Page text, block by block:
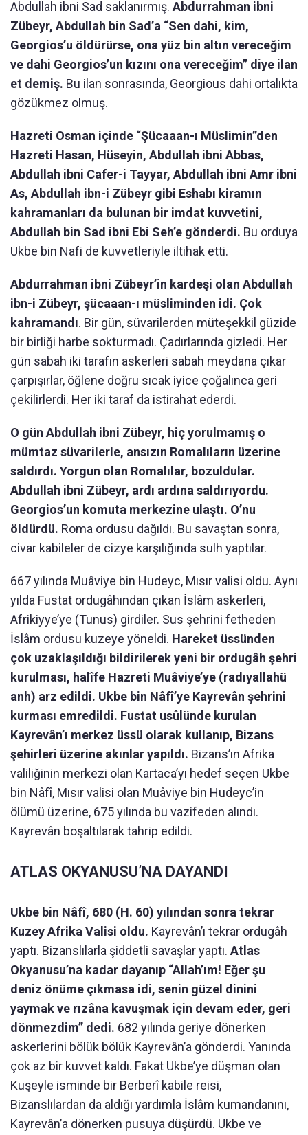
Abdullah ibni Sad saklanırmış. Abdurrahman ibni
Zübeyr, Abdullah bin Sad’a “Sen dahi, kim,
Georgios’u öldürürse, ona yüz bin altın vereceğim
ve dahi Georgios’un kızını ona vereceğim” diye ilan
et demiş. Bu ilan sonrasında, Georgious dahi ortalıkta
gözükmez olmuş.
Hazreti Osman içinde “Şücaaan-ı Müslimin”den
Hazreti Hasan, Hüseyin, Abdullah ibni Abbas,
Abdullah ibni Cafer-i Tayyar, Abdullah ibni Amr ibni
As, Abdullah ibn-i Zübeyr gibi Eshabı kiramın
kahramanları da bulunan bir imdat kuvvetini,
Abdullah bin Sad ibni Ebi Seh’e gönderdi. Bu orduya
Ukbe bin Nafi de kuvvetleriyle iltihak etti.
Abdurrahman ibni Zübeyr’in kardeşi olan Abdullah
ibn-i Zübeyr, şücaaan-ı müsliminden idi. Çok
kahramandı. Bir gün, süvarilerden müteşekkil güzide
bir birliği harbe sokturmadı. Çadırlarında gizledi. Her
gün sabah iki tarafın askerleri sabah meydana çıkar
çarpışırlar, öğlene doğru sıcak iyice çoğalınca geri
çekilirlerdi. Her iki taraf da istirahat ederdi.
O gün Abdullah ibni Zübeyr, hiç yorulmamış o
mümtaz süvarilerle, ansızın Romalıların üzerine
saldırdı. Yorgun olan Romalılar, bozuldular.
Abdullah ibni Zübeyr, ardı ardına saldırıyordu.
Georgios’un komuta merkezine ulaştı. O’nu
öldürdü. Roma ordusu dağıldı. Bu savaştan sonra,
civar kabileler de cizye karşılığında sulh yaptılar.
667 yılında Muâviye bin Hudeyc, Mısır valisi oldu. Aynı
yılda Fustat ordugâhından çıkan İslâm askerleri,
Afrikiyye’ye (Tunus) girdiler. Sus şehrini fetheden
İslâm ordusu kuzeye yöneldi. Hareket üssünden
çok uzaklaşıldığı bildirilerek yeni bir ordugâh şehri
kurulması, halîfe Hazreti Muâviye’ye (radıyallahü
anh) arz edildi. Ukbe bin Nâfî’ye Kayrevân şehrini
kurması emredildi. Fustat usûlünde kurulan
Kayrevân’ı merkez üssü olarak kullanıp, Bizans
şehirleri üzerine akınlar yapıldı. Bizans’ın Afrika
valiliğinin merkezi olan Kartaca’yı hedef seçen Ukbe
bin Nâfî, Mısır valisi olan Muâviye bin Hudeyc’in
ölümü üzerine, 675 yılında bu vazifeden alındı.
Kayrevân boşaltılarak tahrip edildi.
ATLAS OKYANUSU’NA DAYANDI
Ukbe bin Nâfî, 680 (H. 60) yılından sonra tekrar
Kuzey Afrika Valisi oldu. Kayrevân’ı tekrar ordugâh
yaptı. Bizanslılarla şiddetli savaşlar yaptı. Atlas
Okyanusu’na kadar dayanıp “Allah’ım! Eğer şu
deniz önüme çıkmasa idi, senin güzel dinini
yaymak ve rızâna kavuşmak için devam eder, geri
dönmezdim” dedi. 682 yılında geriye dönerken
askerlerini bölük bölük Kayrevân’a gönderdi. Yanında
çok az bir kuvvet kaldı. Fakat Ukbe’ye düşman olan
Kuşeyle isminde bir Berberî kabile reisi,
Bizanslılardan da aldığı yardımla İslâm kumandanını,
Kayrevân’a dönerken pusuya düşürdü. Ukbe ve